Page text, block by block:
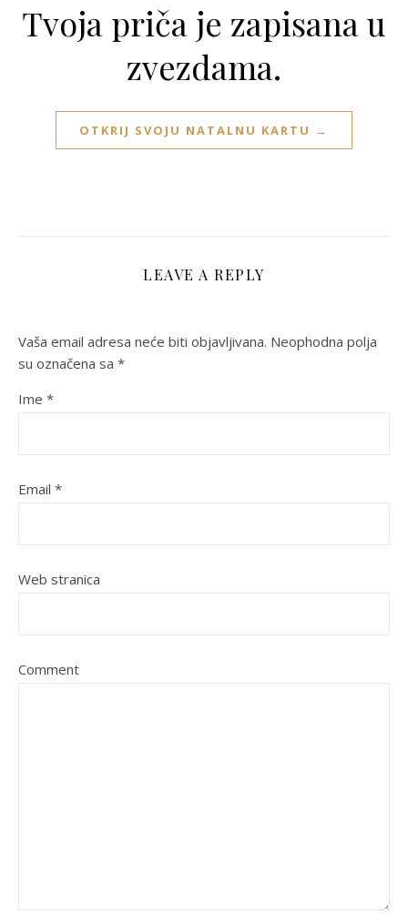
Tvoja priča je zapisana u
zvezdama.
OTKRIJ SVOJU NATALNU KARTU →
LEAVE A REPLY
Vaša email adresa neće biti objavljivana. Neophodna polja
su označena sa *
Ime *
Email *
Web stranica
Comment